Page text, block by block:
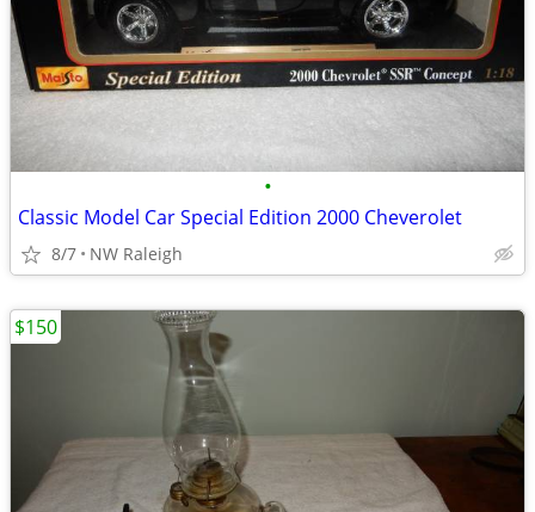
•
Classic Model Car Special Edition 2000 Cheverolet
8/7 NW Raleigh
$150